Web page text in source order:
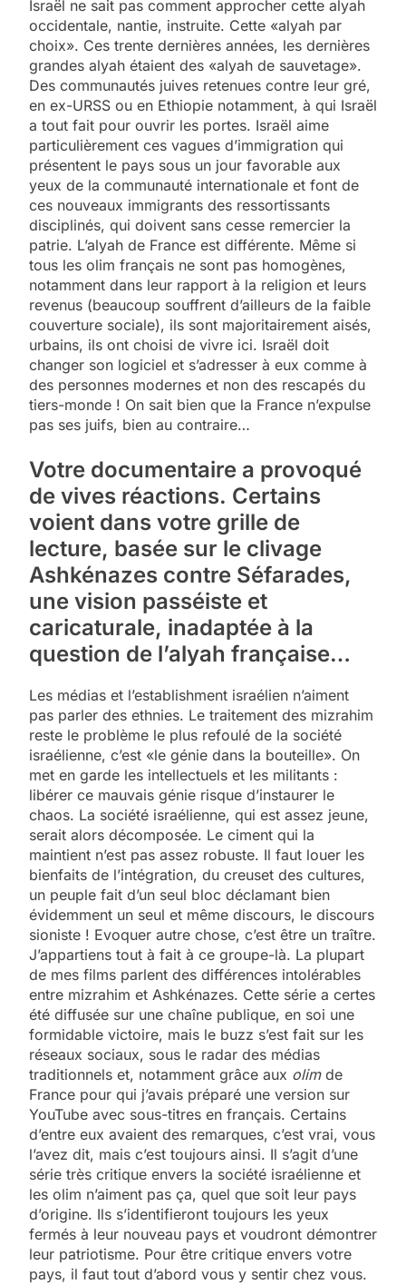
Israël ne sait pas comment approcher cette alyah
occidentale, nantie, instruite. Cette «alyah par
choix». Ces trente dernières années, les dernières
grandes alyah étaient des «alyah de sauvetage».
Des communautés juives retenues contre leur gré,
en ex-URSS ou en Ethiopie notamment, à qui Israël
a tout fait pour ouvrir les portes. Israël aime
particulièrement ces vagues d’immigration qui
présentent le pays sous un jour favorable aux
yeux de la communauté internationale et font de
ces nouveaux immigrants des ressortissants
disciplinés, qui doivent sans cesse remercier la
patrie. L’alyah de France est différente. Même si
tous les olim français ne sont pas homogènes,
notamment dans leur rapport à la religion et leurs
revenus (beaucoup souffrent d’ailleurs de la faible
couverture sociale), ils sont majoritairement aisés,
urbains, ils ont choisi de vivre ici. Israël doit
changer son logiciel et s’adresser à eux comme à
des personnes modernes et non des rescapés du
tiers-monde ! On sait bien que la France n’expulse
pas ses juifs, bien au contraire…
Votre documentaire a provoqué
de vives réactions. Certains
voient dans votre grille de
lecture, basée sur le clivage
Ashkénazes contre Séfarades,
une vision passéiste et
caricaturale, inadaptée à la
question de l’alyah française…
Les médias et l’establishment israélien n’aiment
pas parler des ethnies. Le traitement des mizrahim
reste le problème le plus refoulé de la société
israélienne, c’est «le génie dans la bouteille». On
met en garde les intellectuels et les militants :
libérer ce mauvais génie risque d’instaurer le
chaos. La société israélienne, qui est assez jeune,
serait alors décomposée. Le ciment qui la
maintient n’est pas assez robuste. Il faut louer les
bienfaits de l’intégration, du creuset des cultures,
un peuple fait d’un seul bloc déclamant bien
évidemment un seul et même discours, le discours
sioniste ! Evoquer autre chose, c’est être un traître.
J’appartiens tout à fait à ce groupe-là. La plupart
de mes films parlent des différences intolérables
entre mizrahim et Ashkénazes. Cette série a certes
été diffusée sur une chaîne publique, en soi une
formidable victoire, mais le buzz s’est fait sur les
réseaux sociaux, sous le radar des médias
traditionnels et, notamment grâce aux olim de
France pour qui j’avais préparé une version sur
YouTube avec sous-titres en français. Certains
d’entre eux avaient des remarques, c’est vrai, vous
l’avez dit, mais c’est toujours ainsi. Il s’agit d’une
série très critique envers la société israélienne et
les olim n’aiment pas ça, quel que soit leur pays
d’origine. Ils s’identifieront toujours les yeux
fermés à leur nouveau pays et voudront démontrer
leur patriotisme. Pour être critique envers votre
pays, il faut tout d’abord vous y sentir chez vous.